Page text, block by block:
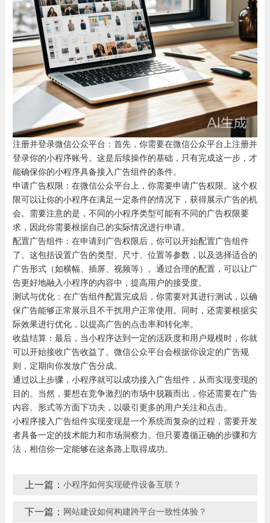
注册并登录微信公众平台：首先，你需要在微信公众平台上注册并
登录你的小程序账号。这是后续操作的基础，只有完成这一步，才
能确保你的小程序具备接入广告组件的条件。
申请广告权限：在微信公众平台上，你需要申请广告权限。这个权
限可以让你的小程序在满足一定条件的情况下，获得展示广告的机
会。需要注意的是，不同的小程序类型可能有不同的广告权限要
求，因此你需要根据自己的实际情况进行申请。
配置广告组件：在申请到广告权限后，你可以开始配置广告组件
了。这包括设置广告的类型、尺寸、位置等参数，以及选择适合的
广告形式（如横幅、插屏、视频等）。通过合理的配置，可以让广
告更好地融入小程序的内容中，提高用户的接受度。
测试与优化：在广告组件配置完成后，你需要对其进行测试，以确
保广告能够正常展示且不干扰用户正常使用。同时，还需要根据实
际效果进行优化，以提高广告的点击率和转化率。
收益结算：最后，当小程序达到一定的活跃度和用户规模时，你就
可以开始接收广告收益了。微信公众平台会根据你设定的广告规
则，定期向你发放广告分成。
通过以上步骤，小程序就可以成功接入广告组件，从而实现变现的
目的。当然，要想在竞争激烈的市场中脱颖而出，你还需要在广告
内容、形式等方面下功夫，以吸引更多的用户关注和点击。
小程序接入广告组件实现变现是一个系统而复杂的过程，需要开发
者具备一定的技术能力和市场洞察力。但只要遵循正确的步骤和方
法，相信你一定能够在这条路上取得成功。
上一篇： 小程序如何实现硬件设备互联？
下一篇： 网站建设如何构建跨平台一致性体验？